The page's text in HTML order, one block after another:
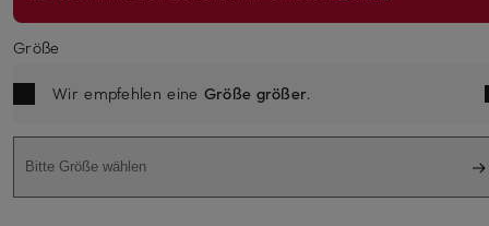
Größe
Wir empfehlen eine Größe größer.
Bitte Größe wählen